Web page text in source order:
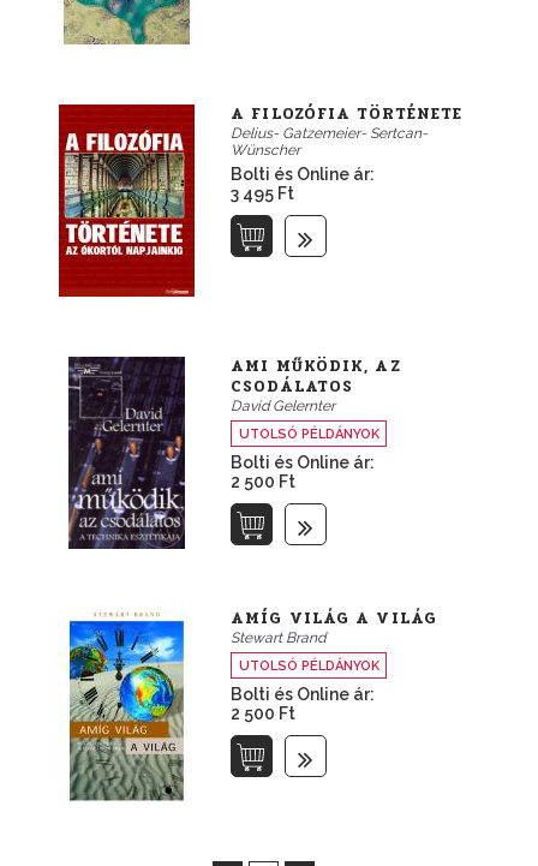
A FILOZÓFIA TÖRTÉNETE
Delius- Gatzemeier- Sertcan-
Wünscher
Bolti és Online ár:
3 495 Ft
AMI MŰKÖDIK, AZ
CSODÁLATOS
David Gelernter
UTOLSÓ PÉLDÁNYOK
Bolti és Online ár:
2 500 Ft
AMÍG VILÁG A VILÁG
Stewart Brand
UTOLSÓ PÉLDÁNYOK
Bolti és Online ár:
2 500 Ft